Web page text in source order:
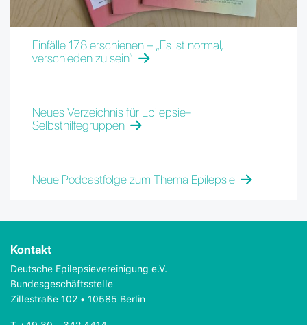
Einfälle 178 erschienen – „Es ist normal,
verschieden zu sein“
Neues Verzeichnis für Epilepsie-
Selbsthilfegruppen
Neue Podcastfolge zum Thema Epilepsie
Kontakt
Deutsche Epilepsievereinigung e.V.
Bundesgeschäftsstelle
Zillestraße 102 • 10585 Berlin